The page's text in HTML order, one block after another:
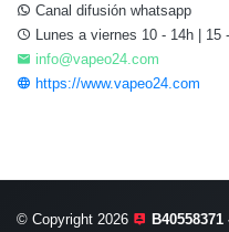
Canal difusión whatsapp
Lunes a viernes 10 - 14h | 15
info@vapeo24.com
https://www.vapeo24.com
© Copyright 2026